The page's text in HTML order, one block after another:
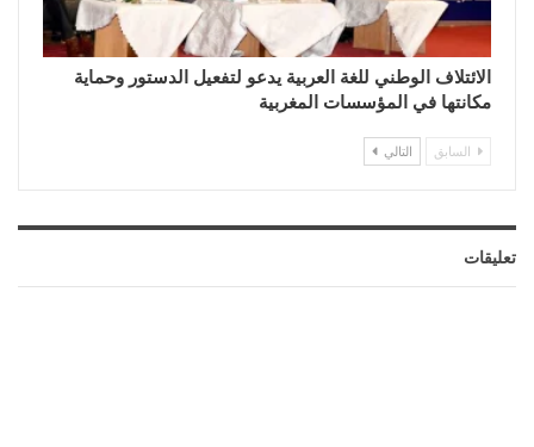
الائتلاف الوطني للغة العربية يدعو لتفعيل الدستور وحماية
مكانتها في المؤسسات المغربية
السابق التالي
تعليقات